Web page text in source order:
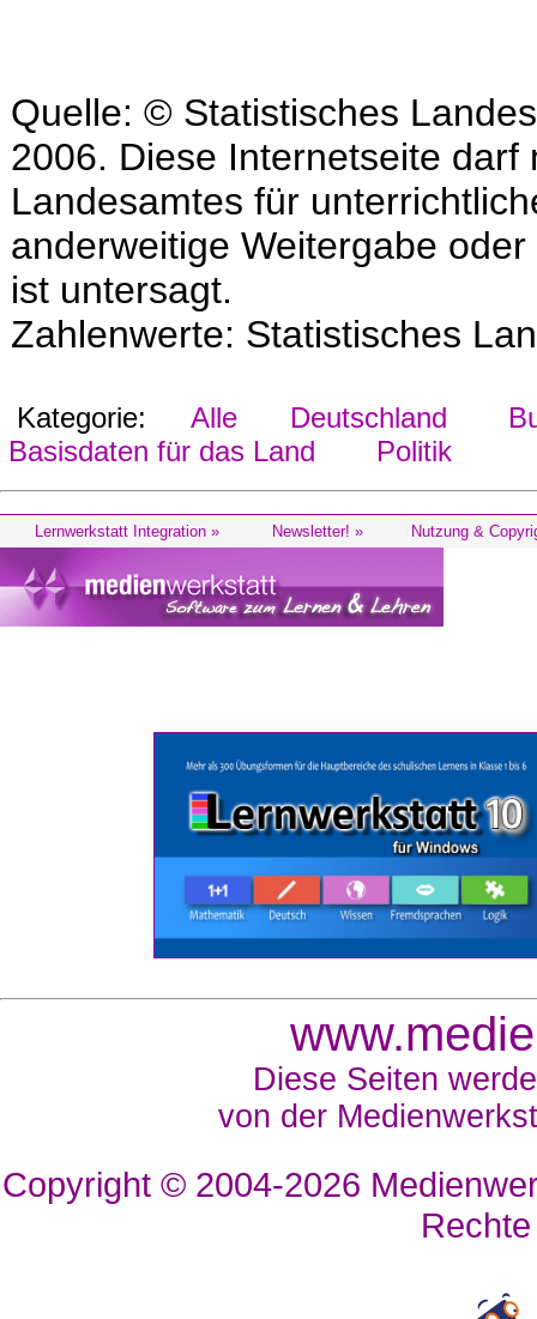
Quelle: © Statistisches
2006. Diese Internetseite
Landesamtes für
anderweitige Weitergabe
ist untersagt.
Zahlenwerte: Statistisches
Kategorie: Alle Deutschland
Basisdaten für das Land
Politik
Lernwerkstatt Integration » Newsletter! » Nutzung &
Diese Seiten
von der
Copyright © 2004-2026